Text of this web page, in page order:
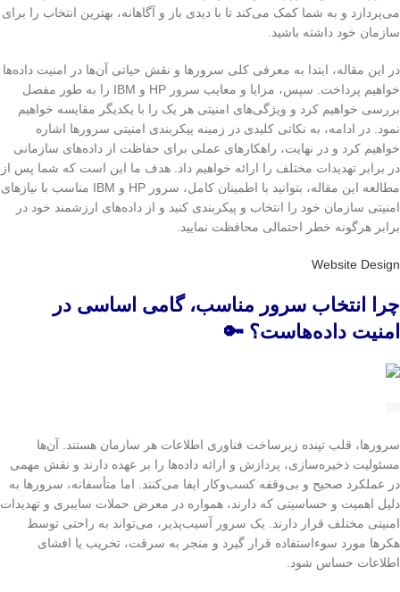
می‌پردازد و به شما کمک می‌کند تا با دیدی باز و آگاهانه، بهترین انتخاب را برای
سازمان خود داشته باشید.
در این مقاله، ابتدا به معرفی کلی سرورها و نقش حیاتی آن‌ها در امنیت داده‌ها
خواهیم پرداخت. سپس، مزایا و معایب سرور HP و IBM را به طور مفصل
بررسی خواهیم کرد و ویژگی‌های امنیتی هر یک را با یکدیگر مقایسه خواهیم
نمود. در ادامه، به نکاتی کلیدی در زمینه پیکربندی امنیتی سرورها اشاره
خواهیم کرد و در نهایت، راهکارهای عملی برای حفاظت از داده‌های سازمانی
در برابر تهدیدات مختلف را ارائه خواهیم داد. هدف ما این است که شما پس از
مطالعه این مقاله، بتوانید با اطمینان کامل، سرور HP و IBM مناسب با نیازهای
امنیتی سازمان خود را انتخاب و پیکربندی کنید و از داده‌های ارزشمند خود در
برابر هرگونه خطر احتمالی محافظت نمایید.
Website Design
چرا انتخاب سرور مناسب، گامی اساسی در
امنیت داده‌هاست؟ 🔑
سرورها، قلب تپنده زیرساخت فناوری اطلاعات هر سازمان هستند. آن‌ها
مسئولیت ذخیره‌سازی، پردازش و ارائه داده‌ها را بر عهده دارند و نقش مهمی
در عملکرد صحیح و بی‌وقفه کسب‌وکار ایفا می‌کنند. اما متأسفانه، سرورها به
دلیل اهمیت و حساسیتی که دارند، همواره در معرض حملات سایبری و تهدیدات
امنیتی مختلف قرار دارند. یک سرور آسیب‌پذیر، می‌تواند به راحتی توسط
هکرها مورد سوءاستفاده قرار گیرد و منجر به سرقت، تخریب یا افشای
اطلاعات حساس شود.